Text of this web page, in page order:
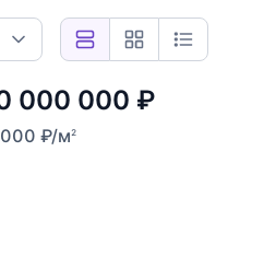
000 000 ₽
₽/м2